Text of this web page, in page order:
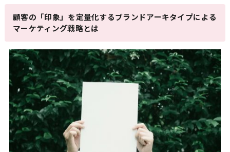
顧客の「印象」を定量化するブランドアーキタイプによる
マーケティング戦略とは